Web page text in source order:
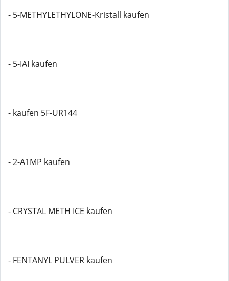
- 5-METHYLETHYLONE-Kristall kaufen
- 5-IAI kaufen
- kaufen 5F-UR144
- 2-A1MP kaufen
- CRYSTAL METH ICE kaufen
- FENTANYL PULVER kaufen